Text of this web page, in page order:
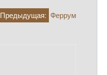
Предыдущая: Феррум